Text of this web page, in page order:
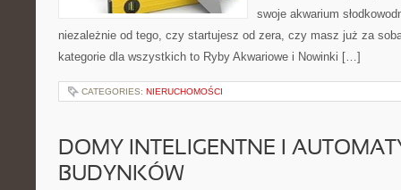
swoje akwarium
niezależnie od tego, czy startujesz od zera, czy masz już za
kategorie dla wszystkich to Ryby Akwariowe i Nowinki […]
CATEGORIES: NIERUCHOMOŚCI
DOMY INTELIGENTNE I
BUDYNKÓW